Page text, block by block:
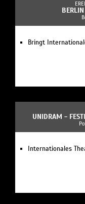
BERLIN
Bringt
UNIDRAM -
Internationales